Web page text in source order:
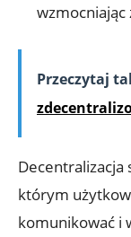
Przeczytaj
Decentralizacja
którym
komunikować​ i⁢